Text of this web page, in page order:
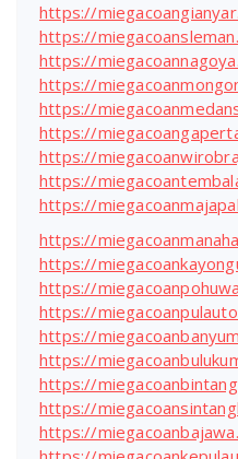
https://
https://
https://
https://
https://
https://
https://
https://
https://
https://
https://
https://
https://
https://
https://
https://
https://
https://